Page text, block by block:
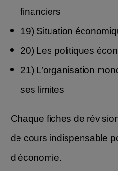
financiers
19) Situation
20) Les politiques
21) L’organisation
ses limites
Chaque fiches de
de cours indispensable
d’économie.